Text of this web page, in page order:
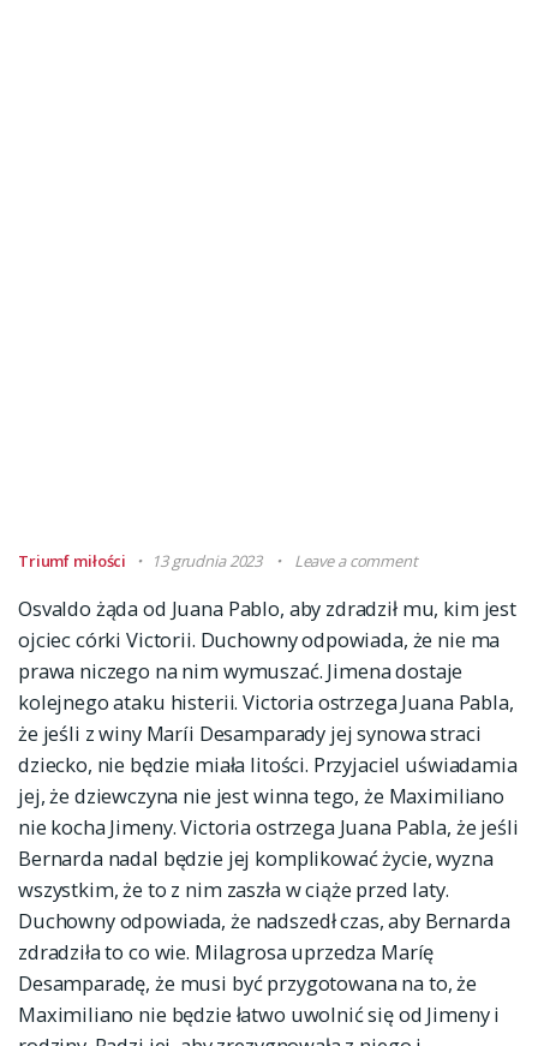
Triumf miłości 13 grudnia 2023 Leave a comment
Osvaldo żąda od Juana Pablo, aby zdradził mu, kim jest
ojciec córki Victorii. Duchowny odpowiada, że nie ma
prawa niczego na nim wymuszać. Jimena dostaje
kolejnego ataku histerii. Victoria ostrzega Juana Pabla,
że jeśli z winy Maríi Desamparady jej synowa straci
dziecko, nie będzie miała litości. Przyjaciel uświadamia
jej, że dziewczyna nie jest winna tego, że Maximiliano
nie kocha Jimeny. Victoria ostrzega Juana Pabla, że jeśli
Bernarda nadal będzie jej komplikować życie, wyzna
wszystkim, że to z nim zaszła w ciąże przed laty.
Duchowny odpowiada, że nadszedł czas, aby Bernarda
zdradziła to co wie. Milagrosa uprzedza Maríę
Desamparadę, że musi być przygotowana na to, że
Maximiliano nie będzie łatwo uwolnić się od Jimeny i